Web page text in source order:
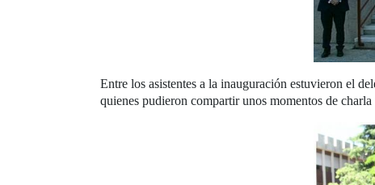
Entre los asistentes a la inauguración estuvieron el
quienes pudieron compartir unos momentos de